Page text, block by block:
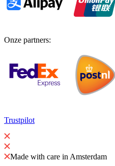
Onze partners:
Trustpilot
Made with care in Amsterdam